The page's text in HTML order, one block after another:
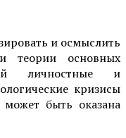
и осмыслить
теории основных
личностные и
кризисы
быть оказана